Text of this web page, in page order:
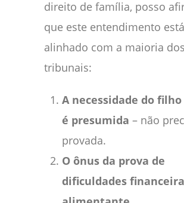
direito de família, posso
que este entendimento está
alinhado com a maioria dos
tribunais:
A necessidade do
é presumida – não
provada.
O ônus da prova de
dificuldades